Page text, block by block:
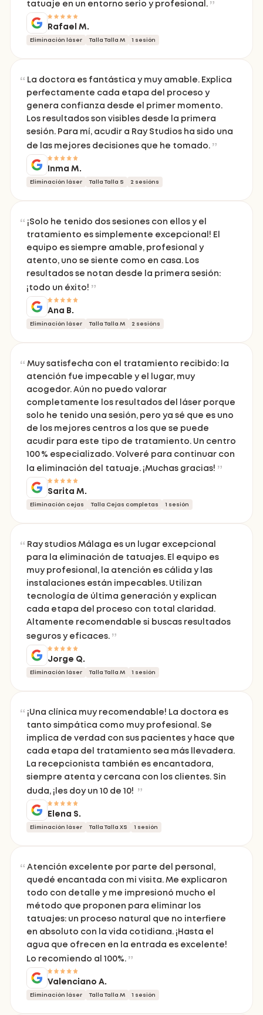
tatuaje en un entorno serio y profesional.
Rafael M.
Eliminación láser Talla Talla M 1 sesión
La doctora es fantástica y muy amable. Explica
perfectamente cada etapa del proceso y
genera confianza desde el primer momento.
Los resultados son visibles desde la primera
sesión. Para mí, acudir a Ray Studios ha sido una
de las mejores decisiones que he tomado.
Inma M.
Eliminación láser Talla Talla S 2 sesións
¡Solo he tenido dos sesiones con ellos y el
tratamiento es simplemente excepcional! El
equipo es siempre amable, profesional y
atento, uno se siente como en casa. Los
resultados se notan desde la primera sesión:
¡todo un éxito!
Ana B.
Eliminación láser Talla Talla M 2 sesións
Muy satisfecha con el tratamiento recibido: la
atención fue impecable y el lugar, muy
acogedor. Aún no puedo valorar
completamente los resultados del láser porque
solo he tenido una sesión, pero ya sé que es uno
de los mejores centros a los que se puede
acudir para este tipo de tratamiento. Un centro
100 % especializado. Volveré para continuar con
la eliminación del tatuaje. ¡Muchas gracias!
Sarita M.
Eliminación cejas Talla Cejas completas 1 sesión
Ray studios Málaga es un lugar excepcional
para la eliminación de tatuajes. El equipo es
muy profesional, la atención es cálida y las
instalaciones están impecables. Utilizan
tecnología de última generación y explican
cada etapa del proceso con total claridad.
Altamente recomendable si buscas resultados
seguros y eficaces.
Jorge Q.
Eliminación láser Talla Talla M 1 sesión
¡Una clínica muy recomendable! La doctora es
tanto simpática como muy profesional. Se
implica de verdad con sus pacientes y hace que
cada etapa del tratamiento sea más llevadera.
La recepcionista también es encantadora,
siempre atenta y cercana con los clientes. Sin
duda, ¡les doy un 10 de 10!
Elena S.
Eliminación láser Talla Talla XS 1 sesión
Atención excelente por parte del personal,
quedé encantada con mi visita. Me explicaron
todo con detalle y me impresionó mucho el
método que proponen para eliminar los
tatuajes: un proceso natural que no interfiere
en absoluto con la vida cotidiana. ¡Hasta el
agua que ofrecen en la entrada es excelente!
Lo recomiendo al 100%.
Valenciano A.
Eliminación láser Talla Talla M 1 sesión